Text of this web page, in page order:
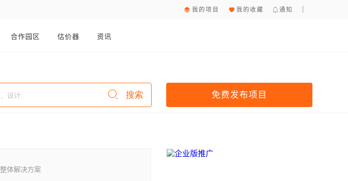
我的项目 我的收藏 通知
合作园区 估价器 资讯
搜索 免费发布项目
整体解决方案